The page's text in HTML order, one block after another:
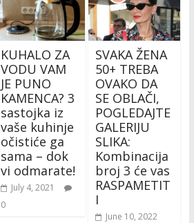
KUHALO ZA
VODU VAM
JE PUNO
KAMENCA? 3
sastojka iz
vaše kuhinje
očistiće ga
sama – dok
vi odmarate!
July 4, 2021
0
SVAKA ŽENA
50+ TREBA
OVAKO DA
SE OBLAČI,
POGLEDAJTE
GALERIJU
SLIKA:
Kombinacija
broj 3 će vas
RASPAMETIT
I
June 10, 2022